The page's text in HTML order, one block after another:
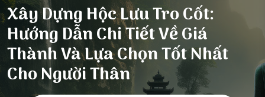
Xây Dựng Hộc Lưu Tro Cốt:
Hướng Dẫn Chi Tiết Về Giá
Thành Và Lựa Chọn Tốt Nhất
Cho Người Thân